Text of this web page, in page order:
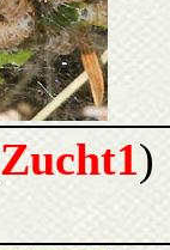
Zucht1)